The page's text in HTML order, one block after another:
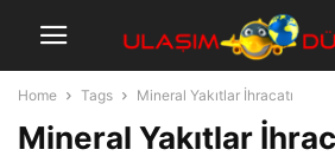
Home Tags Mineral Yakıtlar İhracatı
Mineral Yakıtlar